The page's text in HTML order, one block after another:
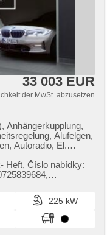
33 003 EUR
der MwSt. abzusetzen
Anhängerkupplung,
Alufelgen,
Autoradio, El.
Brems-
Stop System,
isofix, parkovací
bezklíčové
adaptivní regulace
Heft,​ Číslo nabídky:
225 kW